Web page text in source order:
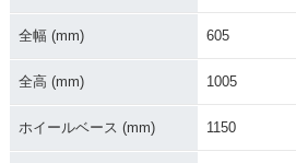
V50・マイナーチェ
V50・特別・限定仕
全幅 (mm) 605
全高 (mm) 1005
ホイールベース (mm) 1150